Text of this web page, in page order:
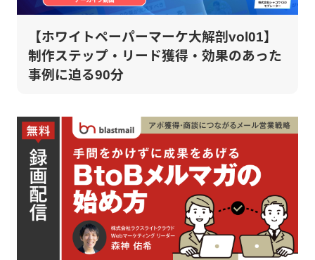
【ホワイトペーパーマーケ大解剖vol01】
制作ステップ・リード獲得・効果のあった
事例に迫る90分